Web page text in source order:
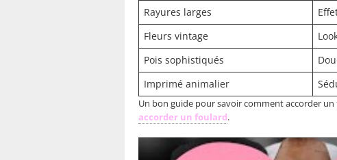
Rayures larges
Fleurs vintage
Pois sophistiqués
Imprimé animalier
Un bon guide pour savoir comment accorder
accorder un foulard.